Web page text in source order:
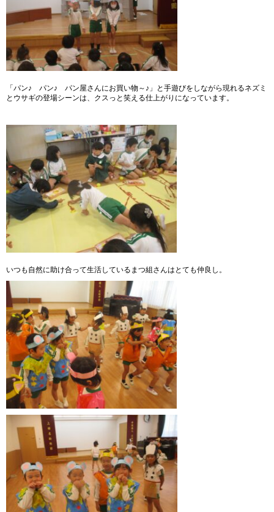
「パン♪ パン♪ パン屋さんにお買い物～♪」と手遊びをしながら現れるネズミ
とウサギの登場シーンは、クスっと笑える仕上がりになっています。
いつも自然に助け合って生活しているまつ組さんはとても仲良し。